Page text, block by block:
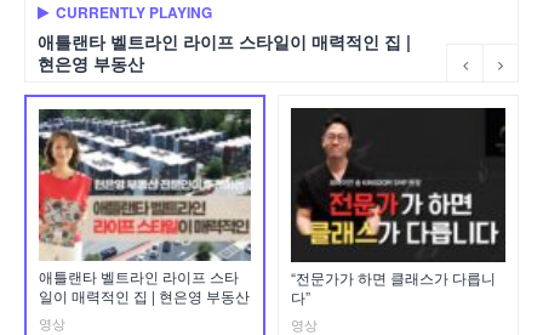
CURRENTLY PLAYING
애틀랜타 벨트라인 라이프 스타일이 매력적인 집 |
현은영 부동산
애틀랜타 벨트라인 라이프 스타
일이 매력적인 집 | 현은영 부동산
영상
“전문가가 하면 클래스가 다릅니
다”
영상